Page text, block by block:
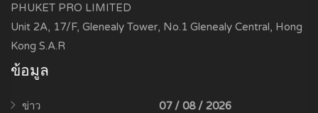
PHUKET PRO LIMITED
Unit 2A, 17/F, Glenealy Tower, No.1 Glenealy Central, Hong
Kong S.A.R
ข้อมูล
ข่าว
07 / 08 / 2026